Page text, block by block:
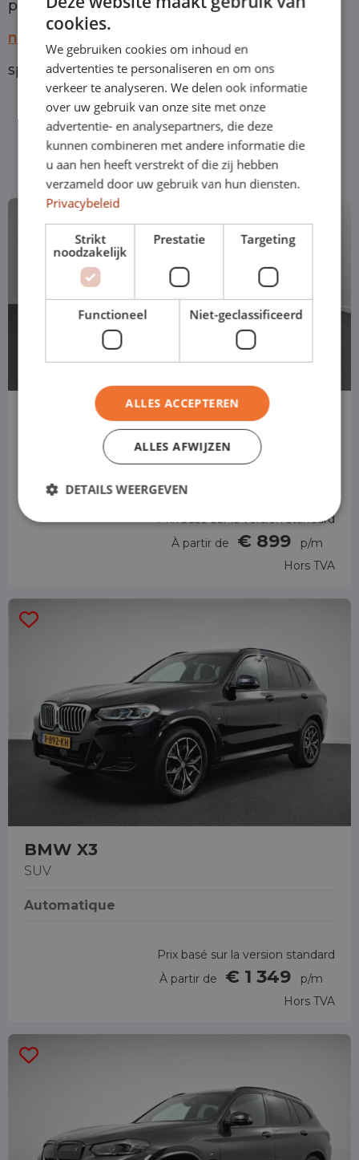
pouvez également visiter notreà propos de
nous
spécifiquement mises en évidence.
Les plus choisis
BMW Série 1
Prix basé sur la version standard
À partir de
€ 899
p/m
Hors TVA
BMW X3
SUV
Automatique
Prix basé sur la version standard
À partir de
€ 1 349
p/m
Hors TVA
cookies.
We gebruiken cookies om inhoud en
advertenties te personaliseren en om ons
verkeer te analyseren. We delen ook informatie
over uw gebruik van onze site met onze
advertentie- en analysepartners, die deze
kunnen combineren met andere informatie die
u aan hen heeft verstrekt of die zij hebben
verzameld door uw gebruik van hun diensten.
Privacybeleid
Strikt
noodzakelijk
Prestatie Targeting
Functioneel Niet-geclassificeerd
ALLES ACCEPTEREN
ALLES AFWIJZEN
DETAILS WEERGEVEN